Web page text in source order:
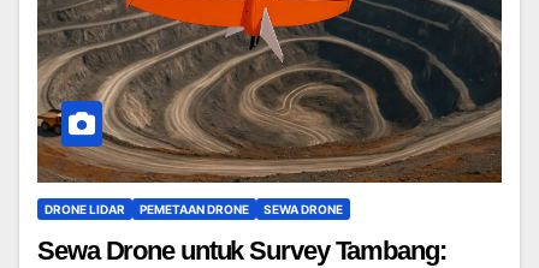
DRONE LIDAR PEMETAAN DRONE SEWA DRONE
Sewa Drone untuk Survey Tambang: